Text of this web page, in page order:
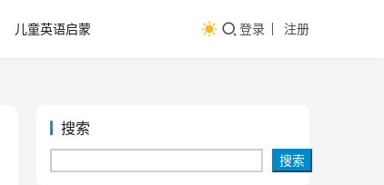
儿童英语启蒙 登录 注册
搜索
搜索